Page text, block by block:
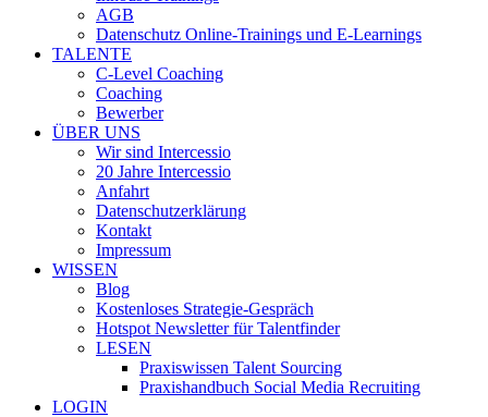
AGB
Datenschutz Online-Trainings und E-Learnings
TALENTE
C-Level Coaching
Coaching
Bewerber
ÜBER UNS
Wir sind Intercessio
20 Jahre Intercessio
Anfahrt
Datenschutzerklärung
Kontakt
Impressum
WISSEN
Blog
Kostenloses Strategie-Gespräch
Hotspot Newsletter für Talentfinder
LESEN
Praxiswissen Talent Sourcing
Praxishandbuch Social Media Recruiting
LOGIN